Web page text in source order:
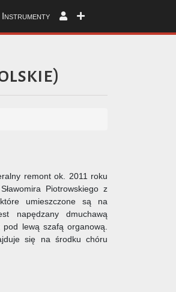
Instrumenty
)
remont ok. 2011 roku
Piotrowskiego z
umieszczone są na
napędzany dmuchawą
lewą szafą organową.
się na środku chóru